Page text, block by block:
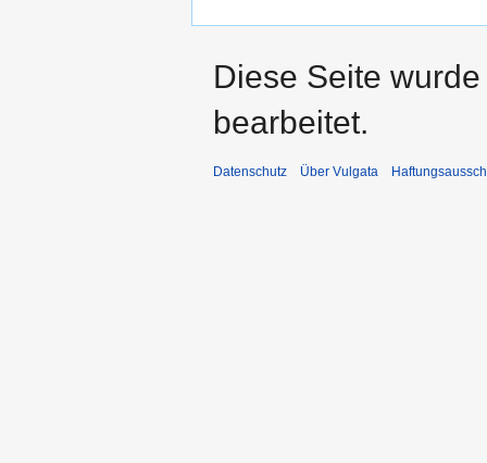
Diese Seite
bearbeitet.
Datenschutz Über Vulgata